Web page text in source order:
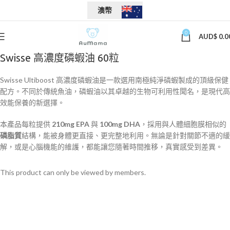
澳幣
0 AUD$
Swisse 高濃度磷蝦油 60粒
Swisse Ultiboost 高濃度磷蝦油是一款選用南極純淨磷蝦製成的頂級保健
配方。不同於傳統魚油，磷蝦油以其卓越的生物可利用性聞名，是現代高
效能保養的新選擇。
本產品每粒提供 210mg EPA​ 與 100mg DHA ，採用與人體細胞膜相似的
磷脂質結構，能被身體更直接、更完整地利用。無論是針對關節不適的緩
解，或是心腦機能的維護，都能讓您隨著時間推移，真實感受到差異。
This product can only be viewed by members.